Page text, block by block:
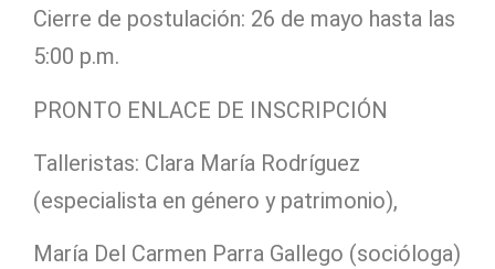
Cierre de postulación: 26 de mayo hasta las
5:00 p.m.
PRONTO ENLACE DE INSCRIPCIÓN
Talleristas: Clara María Rodríguez
(especialista en género y patrimonio),
María Del Carmen Parra Gallego (socióloga)